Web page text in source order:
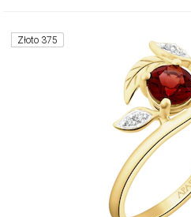
Złoto 375